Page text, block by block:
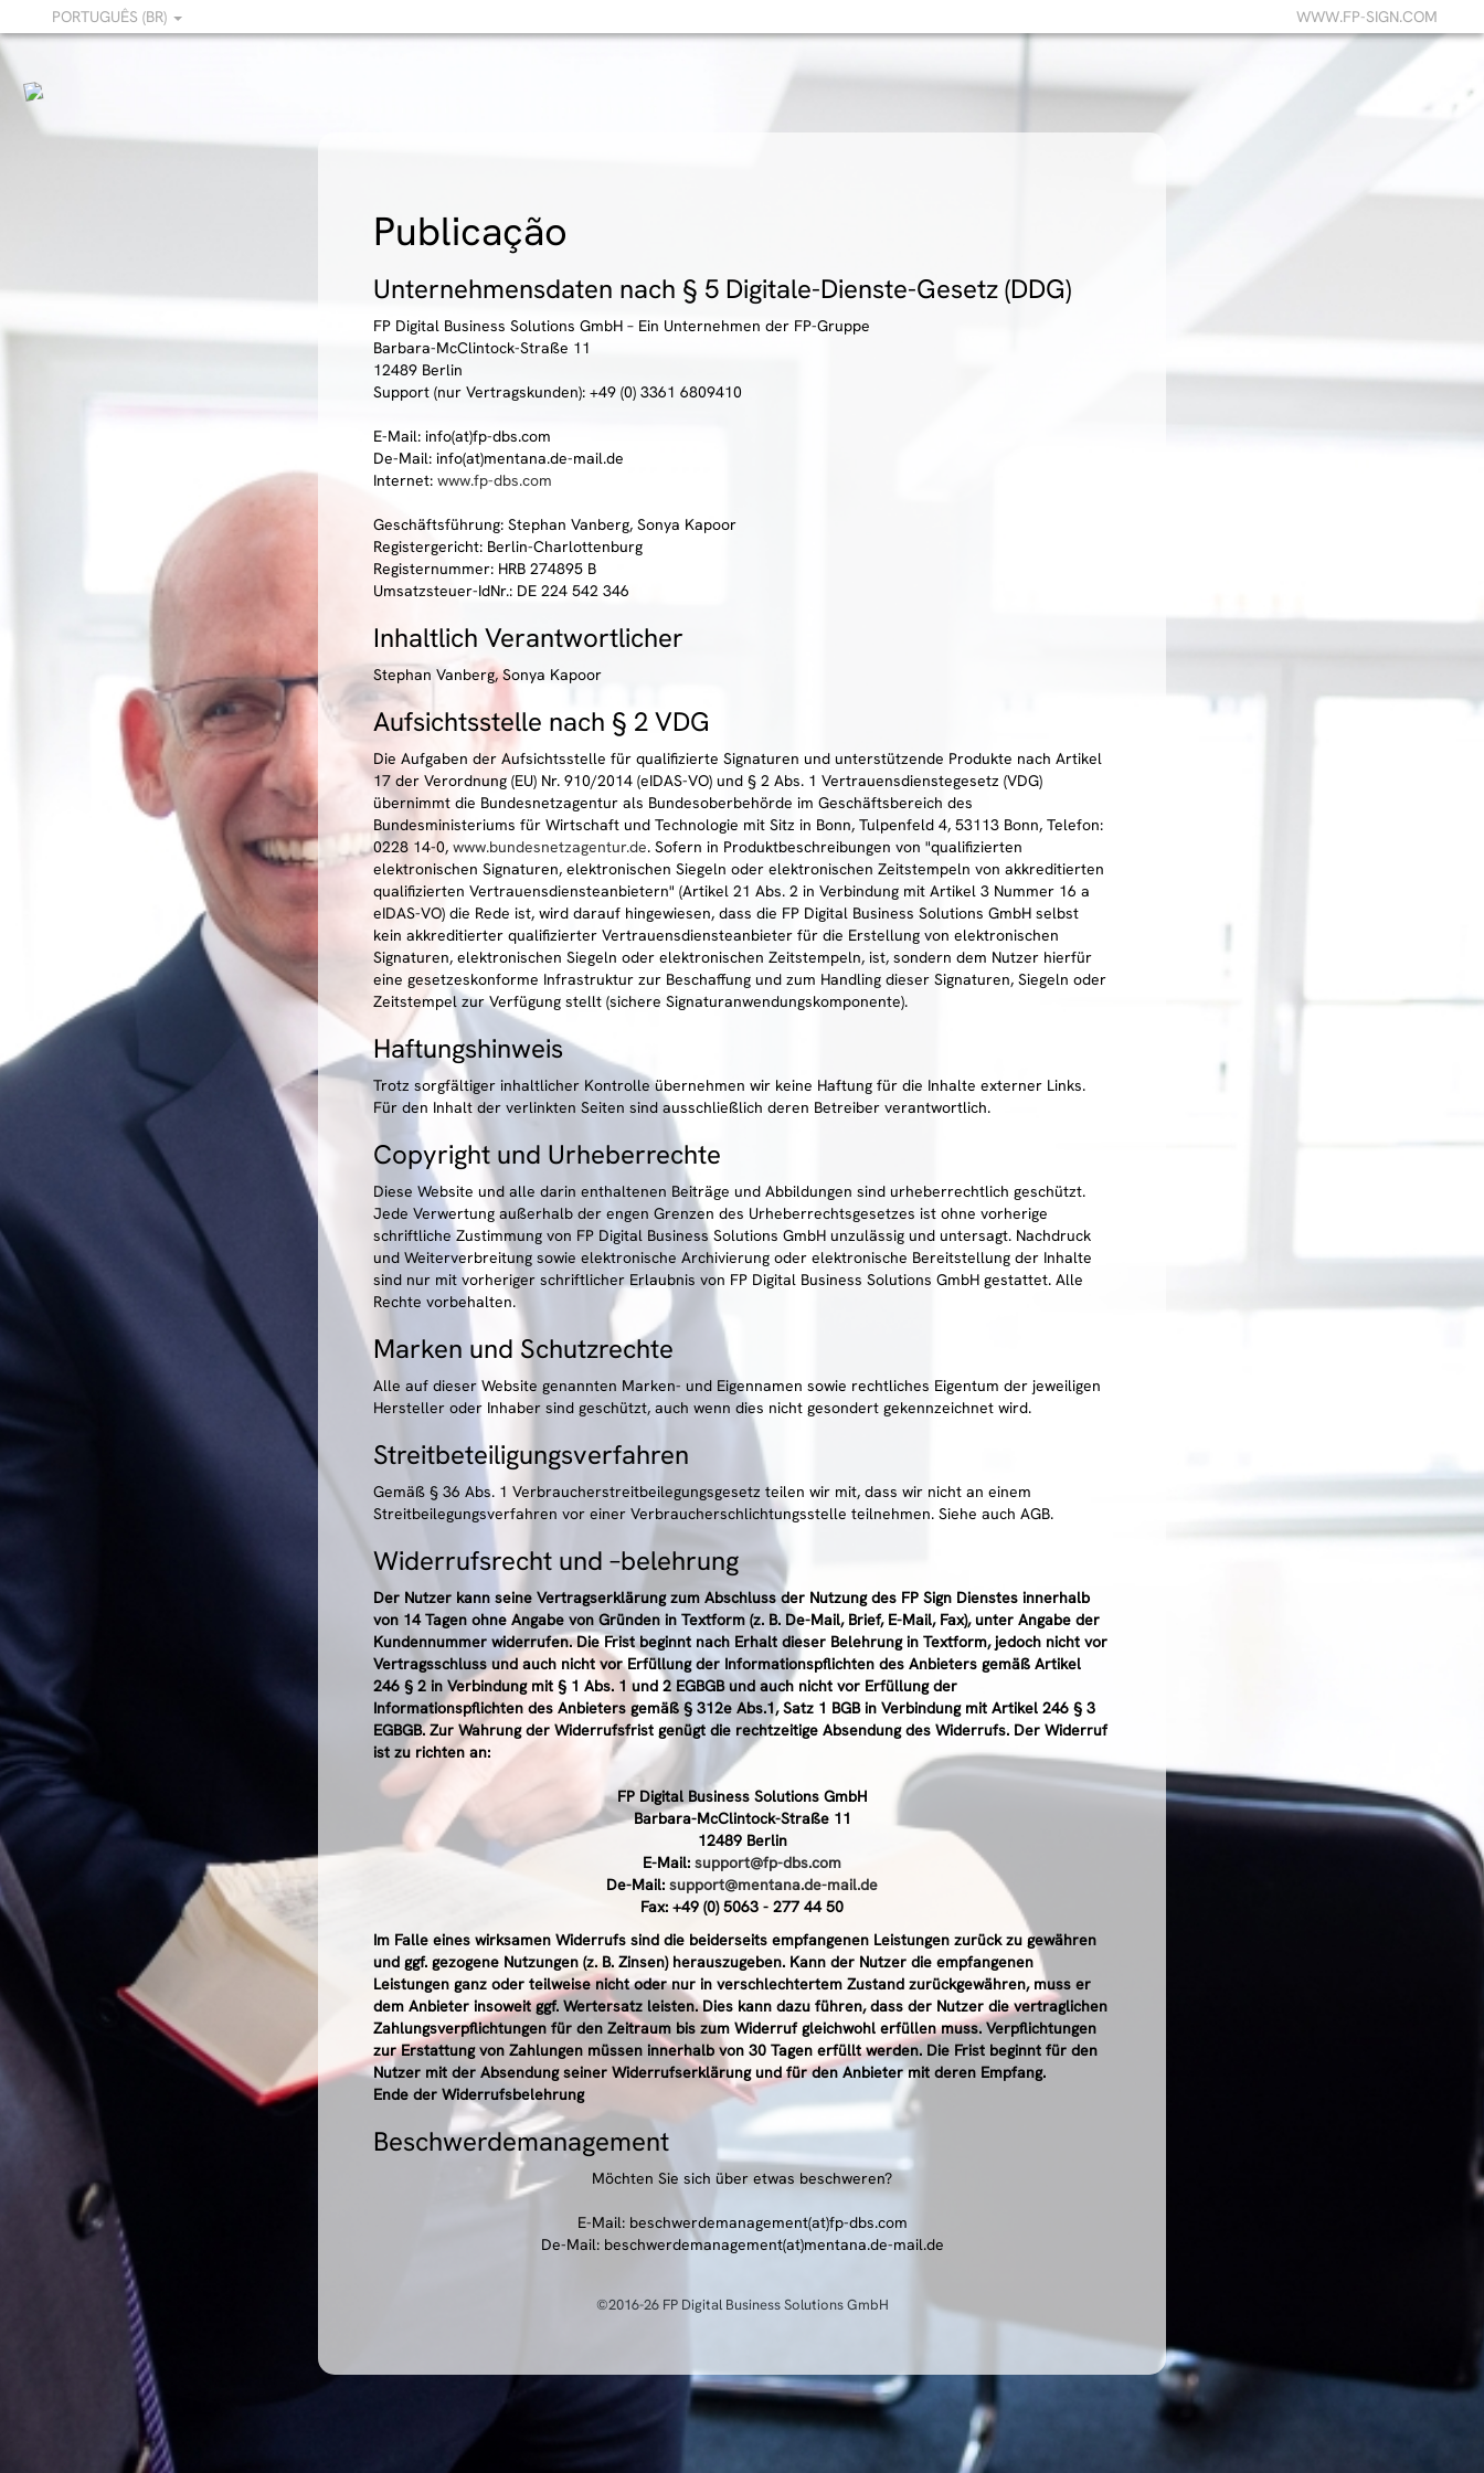
PORTUGUÊS (BR) WWW.FP-SIGN.COM
Publicação
Unternehmensdaten nach § 5 Digitale-Dienste-Gesetz (DDG)
FP Digital Business Solutions GmbH – Ein Unternehmen der FP-Gruppe
Barbara-McClintock-Straße 11
12489 Berlin
Support (nur Vertragskunden): +49 (0) 3361 6809410
E-Mail: info(at)fp-dbs.com
De-Mail: info(at)mentana.de-mail.de
Internet: www.fp-dbs.com
Geschäftsführung: Stephan Vanberg, Sonya Kapoor
Registergericht: Berlin-Charlottenburg
Registernummer: HRB 274895 B
Umsatzsteuer-IdNr.: DE 224 542 346
Inhaltlich Verantwortlicher
Stephan Vanberg, Sonya Kapoor
Aufsichtsstelle nach § 2 VDG
Die Aufgaben der Aufsichtsstelle für qualifizierte Signaturen und unterstützende Produkte nach Artikel
17 der Verordnung (EU) Nr. 910/2014 (eIDAS-VO) und § 2 Abs. 1 Vertrauensdienstegesetz (VDG)
übernimmt die Bundesnetzagentur als Bundesoberbehörde im Geschäftsbereich des
Bundesministeriums für Wirtschaft und Technologie mit Sitz in Bonn, Tulpenfeld 4, 53113 Bonn, Telefon:
0228 14-0, www.bundesnetzagentur.de. Sofern in Produktbeschreibungen von "qualifizierten
elektronischen Signaturen, elektronischen Siegeln oder elektronischen Zeitstempeln von akkreditierten
qualifizierten Vertrauensdiensteanbietern" (Artikel 21 Abs. 2 in Verbindung mit Artikel 3 Nummer 16 a
eIDAS-VO) die Rede ist, wird darauf hingewiesen, dass die FP Digital Business Solutions GmbH selbst
kein akkreditierter qualifizierter Vertrauensdiensteanbieter für die Erstellung von elektronischen
Signaturen, elektronischen Siegeln oder elektronischen Zeitstempeln, ist, sondern dem Nutzer hierfür
eine gesetzeskonforme Infrastruktur zur Beschaffung und zum Handling dieser Signaturen, Siegeln oder
Zeitstempel zur Verfügung stellt (sichere Signaturanwendungskomponente).
Haftungshinweis
Trotz sorgfältiger inhaltlicher Kontrolle übernehmen wir keine Haftung für die Inhalte externer Links.
Für den Inhalt der verlinkten Seiten sind ausschließlich deren Betreiber verantwortlich.
Copyright und Urheberrechte
Diese Website und alle darin enthaltenen Beiträge und Abbildungen sind urheberrechtlich geschützt.
Jede Verwertung außerhalb der engen Grenzen des Urheberrechtsgesetzes ist ohne vorherige
schriftliche Zustimmung von FP Digital Business Solutions GmbH unzulässig und untersagt. Nachdruck
und Weiterverbreitung sowie elektronische Archivierung oder elektronische Bereitstellung der Inhalte
sind nur mit vorheriger schriftlicher Erlaubnis von FP Digital Business Solutions GmbH gestattet. Alle
Rechte vorbehalten.
Marken und Schutzrechte
Alle auf dieser Website genannten Marken- und Eigennamen sowie rechtliches Eigentum der jeweiligen
Hersteller oder Inhaber sind geschützt, auch wenn dies nicht gesondert gekennzeichnet wird.
Streitbeteiligungsverfahren
Gemäß § 36 Abs. 1 Verbraucherstreitbeilegungsgesetz teilen wir mit, dass wir nicht an einem
Streitbeilegungsverfahren vor einer Verbraucherschlichtungsstelle teilnehmen. Siehe auch AGB.
Widerrufsrecht und –belehrung
Der Nutzer kann seine Vertragserklärung zum Abschluss der Nutzung des FP Sign Dienstes innerhalb
von 14 Tagen ohne Angabe von Gründen in Textform (z. B. De-Mail, Brief, E-Mail, Fax), unter Angabe der
Kundennummer widerrufen. Die Frist beginnt nach Erhalt dieser Belehrung in Textform, jedoch nicht vor
Vertragsschluss und auch nicht vor Erfüllung der Informationspflichten des Anbieters gemäß Artikel
246 § 2 in Verbindung mit § 1 Abs. 1 und 2 EGBGB und auch nicht vor Erfüllung der
Informationspflichten des Anbieters gemäß § 312e Abs.1, Satz 1 BGB in Verbindung mit Artikel 246 § 3
EGBGB. Zur Wahrung der Widerrufsfrist genügt die rechtzeitige Absendung des Widerrufs. Der Widerruf
ist zu richten an:
FP Digital Business Solutions GmbH
Barbara-McClintock-Straße 11
12489 Berlin
E-Mail: support@fp-dbs.com
De-Mail: support@mentana.de-mail.de
Fax: +49 (0) 5063 - 277 44 50
Im Falle eines wirksamen Widerrufs sind die beiderseits empfangenen Leistungen zurück zu gewähren
und ggf. gezogene Nutzungen (z. B. Zinsen) herauszugeben. Kann der Nutzer die empfangenen
Leistungen ganz oder teilweise nicht oder nur in verschlechtertem Zustand zurückgewähren, muss er
dem Anbieter insoweit ggf. Wertersatz leisten. Dies kann dazu führen, dass der Nutzer die vertraglichen
Zahlungsverpflichtungen für den Zeitraum bis zum Widerruf gleichwohl erfüllen muss. Verpflichtungen
zur Erstattung von Zahlungen müssen innerhalb von 30 Tagen erfüllt werden. Die Frist beginnt für den
Nutzer mit der Absendung seiner Widerrufserklärung und für den Anbieter mit deren Empfang.
Ende der Widerrufsbelehrung
Beschwerdemanagement
Möchten Sie sich über etwas beschweren?
E-Mail: beschwerdemanagement(at)fp-dbs.com
De-Mail: beschwerdemanagement(at)mentana.de-mail.de
©2016-26 FP Digital Business Solutions GmbH